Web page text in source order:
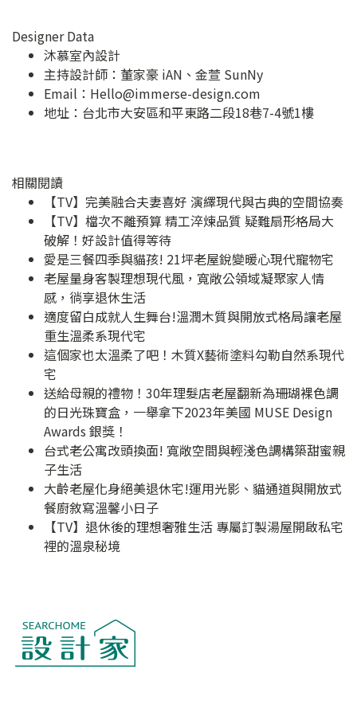
Designer Data
沐慕室內設計
主持設計師：董家豪 iAN、金萱 SunNy
Email： Hello@immerse-design.com
地址： 台北市大安區和平東路二段18巷7-4號1樓
相關閱讀
【TV】完美融合夫妻喜好 演繹現代與古典的空間協奏
【TV】檔次不離預算 精工淬煉品質 疑難扇形格局大
破解！好設計值得等待
愛是三餐四季與貓孩! 21坪老屋銳變暖心現代寵物宅
老屋量身客製理想現代風，寬敞公領域凝聚家人情
感，徜享退休生活
適度留白成就人生舞台!溫潤木質與開放式格局讓老屋
重生溫柔系現代宅
這個家也太溫柔了吧！木質X藝術塗料勾勒自然系現代
宅
送給母親的禮物！30年理髮店老屋翻新為珊瑚裸色調
的日光珠寶盒，一舉拿下2023年美國 MUSE Design
Awards 銀獎！
台式老公寓改頭換面! 寬敞空間與輕淺色調構築甜蜜親
子生活
大齡老屋化身絕美退休宅!運用光影、貓通道與開放式
餐廚敘寫溫馨小日子
【TV】退休後的理想奢雅生活 專屬訂製湯屋開啟私宅
裡的溫泉秘境